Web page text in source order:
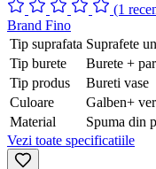
(1
Brand Fino
Tip suprafata Suprafete
Tip burete
Burete +
Tip produs
Bureti vase
Culoare
Galben+
Material
Spuma din
Vezi toate specificatiile